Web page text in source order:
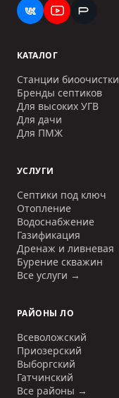
КАТАЛОГ
Станции биоочистки
Бренды септиков
Для высоких УГВ
Для дачи
Для ПМЖ
УСЛУГИ
Септики под ключ
Отопление
Водоснабжение
Газификация
Дренаж и ливневая
Бурение скважин
Все услуги →
РАЙОНЫ ЛО
Всеволожский
Приозерский
Выборгский
Гатчинский
Все районы →